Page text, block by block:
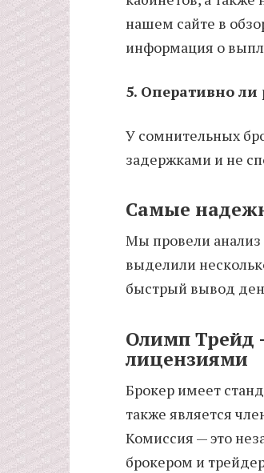
нашем сайте в
информация о
5. Оперативно ли
У сомнительных
задержками и не
Самые
Мы провели
выделили
быстрый вывод
Олимп Трейд
лицензиями
Брокер имеет
также является
Комиссия — это
брокером и